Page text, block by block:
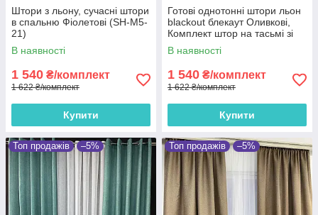
Штори з льону, сучасні штори
в спальню Фіолетові (SH-M5-
21)
В наявності
1 540 ₴/комплект
1 622 ₴/комплект
Купити
Готові однотонні штори льон
blackout блекаут Оливкові,
Комплект штор на тасьмі зі
щільної портьєрної тканини
В наявності
1 540 ₴/комплект
1 622 ₴/комплект
Купити
Топ продажів –5% Топ продажів –5%